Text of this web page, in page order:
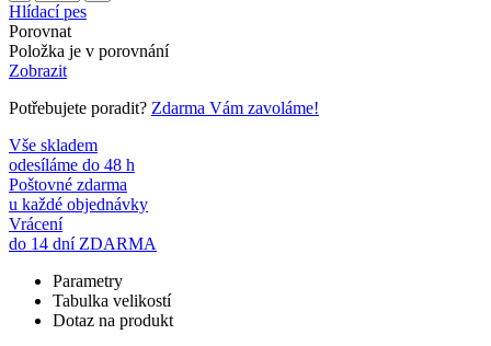
Hlídací pes
Porovnat
Položka je v porovnání
Zobrazit
Potřebujete poradit? Zdarma Vám zavoláme!
Vše skladem
odesíláme do 48 h
Poštovné zdarma
u každé objednávky
Vrácení
do 14 dní ZDARMA
Parametry
Tabulka velikostí
Dotaz na produkt